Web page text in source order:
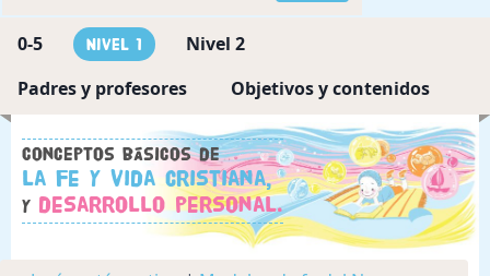
0-5 Nivel 1
Nivel 2
Padres y profesores
Objetivos y contenidos
Conceptos básicos de
la fe y vida cristiana,
y desarrollo personal.